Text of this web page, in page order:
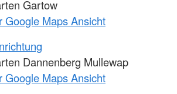
Gartow
Google Maps Ansicht
Dannenberg Mullewap
Google Maps Ansicht